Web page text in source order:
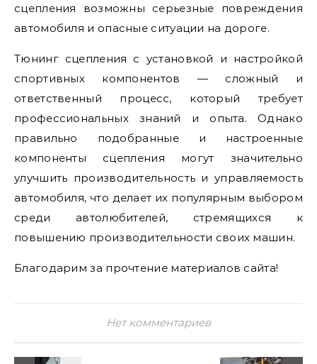
сцепления возможны серьезные повреждения
автомобиля и опасные ситуации на дороге.
Тюнинг сцепления с установкой и настройкой
спортивных компонентов — сложный и
ответственный процесс, который требует
профессиональных знаний и опыта. Однако
правильно подобранные и настроенные
компоненты сцепления могут значительно
улучшить производительность и управляемость
автомобиля, что делает их популярным выбором
среди автолюбителей, стремящихся к
повышению производительности своих машин.
Благодарим за прочтение материалов сайта!
Нет комментариев